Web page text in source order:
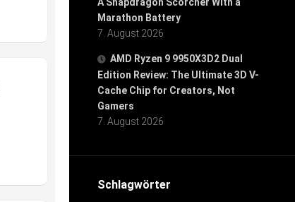
Marathon Battery
7. August 2026
AMD Ryzen 9 9950X3D2 Dual
Edition Review: The Ultimate 3D V-
Cache Chip for Creators, Not
Gamers
7. August 2026
Schlagwörter